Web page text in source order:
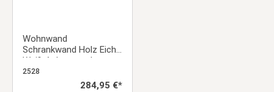
Wohnwand
Schrankwand Holz Eiche
Weiß Anbauwand
Wohnzimmer-Set 4 tlg.
Modern Entertainment
2528
Regulärer Preis:
284,95 €*